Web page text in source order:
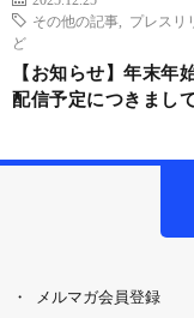
その他の記事
プレスリ
ど
【お知らせ】年末年
配信予定につきまし
メルマガ会員登録